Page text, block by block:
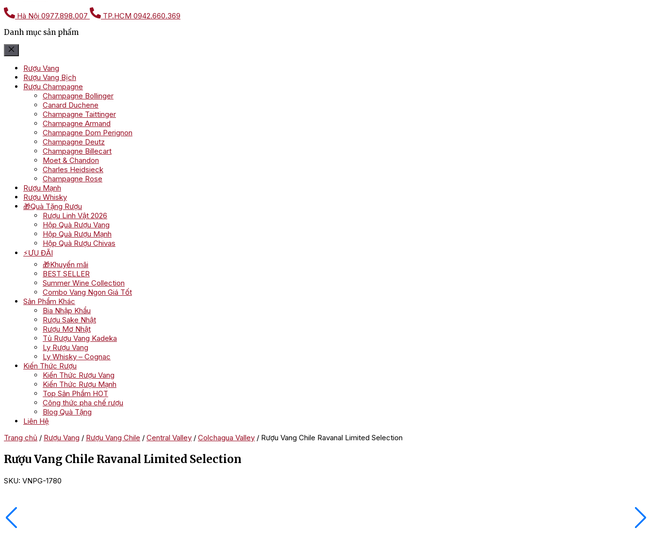
Hà Nội 0977.898.007 TP.HCM 0942.660.369
Danh mục sản phẩm
Rượu Vang
Rượu Vang Bịch
Rượu Champagne
Champagne Bollinger
Canard Duchene
Champagne Taittinger
Champagne Armand
Champagne Dom Perignon
Champagne Deutz
Champagne Billecart
Moet & Chandon
Charles Heidsieck
Champagne Rose
Rượu Mạnh
Rượu Whisky
🎁Quà Tặng Rượu
Rượu Linh Vật 2026
Hộp Quà Rượu Vang
Hộp Quà Rượu Mạnh
Hộp Quà Rượu Chivas
⚡ƯU ĐÃI
🎁Khuyến mãi
BEST SELLER
Summer Wine Collection
Combo Vang Ngon Giá Tốt
Sản Phẩm Khác
Bia Nhập Khẩu
Rượu Sake Nhật
Rượu Mơ Nhật
Tủ Rượu Vang Kadeka
Ly Rượu Vang
Ly Whisky – Cognac
Kiến Thức Rượu
Kiến Thức Rượu Vang
Kiến Thức Rượu Mạnh
Top Sản Phẩm HOT
Công thức pha chế rượu
Blog Quà Tặng
Liên Hệ
Trang chủ / Rượu Vang / Rượu Vang Chile / Central Valley / Colchagua Valley / Rượu Vang Chile Ravanal Limited Selection
Rượu Vang Chile Ravanal Limited Selection
SKU: VNPG-1780